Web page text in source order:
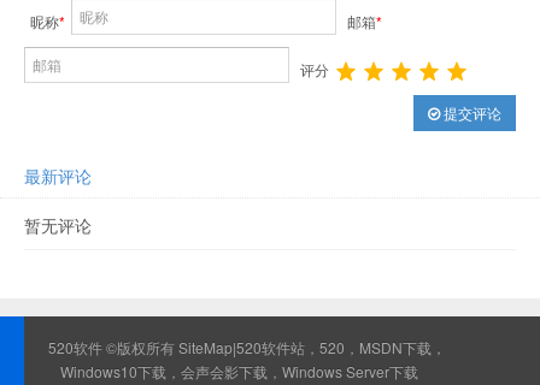
昵称* 邮箱*
评分
提交评论
最新评论
暂无评论
520软件 ©版权所有SiteMap|520软件站，520，MSDN下载，
Windows10下载，会声会影下载，Windows Server下载